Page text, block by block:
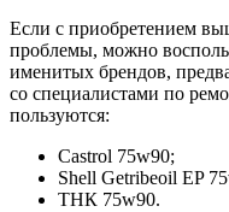
Если с приобретением
проблемы, можно
именитых брендов,
со специалистами по
пользуются:
Castrol 75w90;
Shell Getribeoil EP
ТНК 75w90.